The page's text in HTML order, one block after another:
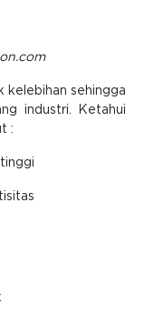
kelebihan sehingga
industri. Ketahui
: